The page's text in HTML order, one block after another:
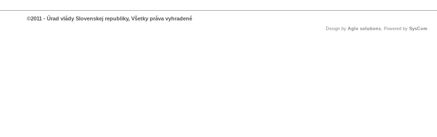
©2011 - Úrad vlády Slovenskej republiky, Všetky práva vyhradené
Design by Aglo solutions, Powered by SysCom